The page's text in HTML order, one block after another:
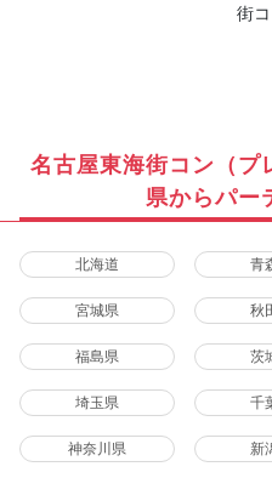
街
名古屋東海街コン（プ
県からパー
北海道 青
宮城県 秋
福島県 茨
埼玉県 千
神奈川県 新